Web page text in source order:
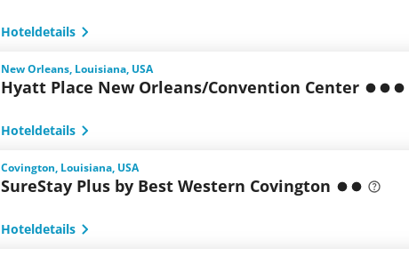
Hoteldetails
New Orleans, Louisiana, USA
Hyatt Place New Orleans/Convention Center
Hoteldetails
Covington, Louisiana, USA
SureStay Plus by Best Western Covington
Hoteldetails